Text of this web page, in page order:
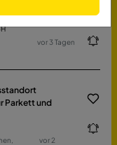
Saarland,
vor 3 Tagen
Parkett und
vor 2